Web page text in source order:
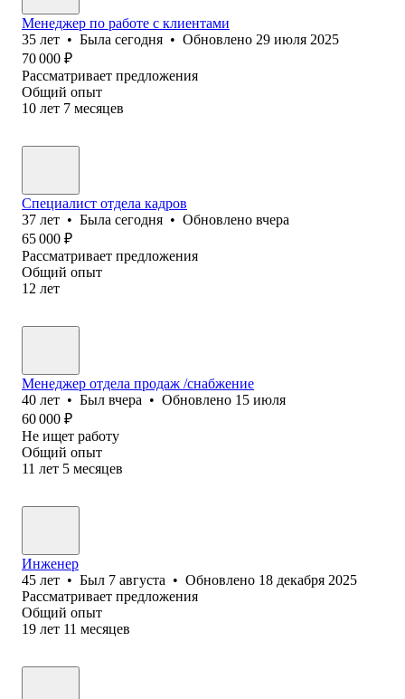
Менеджер по работе с клиентами
35 лет • Была сегодня • Обновлено 29 июля 2025
70 000 ₽
Рассматривает предложения
Общий опыт
10 лет 7 месяцев
Специалист отдела кадров
37 лет • Была сегодня • Обновлено вчера
65 000 ₽
Рассматривает предложения
Общий опыт
12 лет
Менеджер отдела продаж /снабжение
40 лет • Был вчера • Обновлено 15 июля
60 000 ₽
Не ищет работу
Общий опыт
11 лет 5 месяцев
Инженер
45 лет • Был 7 августа • Обновлено 18 декабря 2025
Рассматривает предложения
Общий опыт
19 лет 11 месяцев